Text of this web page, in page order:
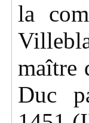
la
maître
Duc